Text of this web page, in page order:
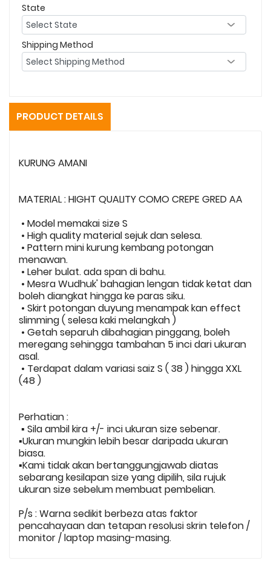
State
Shipping Method
PRODUCT DETAILS
KURUNG AMANI
MATERIAL : HIGHT QUALITY COMO CREPE GRED AA
• Model memakai size S
• High quality material sejuk dan selesa.
• Pattern mini kurung kembang potongan
menawan.
• Leher bulat. ada span di bahu.
• Mesra Wudhuk' bahagian lengan tidak ketat dan
boleh diangkat hingga ke paras siku.
• Skirt potongan duyung menampak kan effect
slimming ( selesa kaki melangkah )
• Getah separuh dibahagian pinggang, boleh
meregang sehingga tambahan 5 inci dari ukuran
asal.
• Terdapat dalam variasi saiz S ( 38 ) hingga XXL
(48 )
Perhatian :
▪️ Sila ambil kira +/- inci ukuran size sebenar.
▪️Ukuran mungkin lebih besar daripada ukuran
biasa.
▪️Kami tidak akan bertanggungjawab diatas
sebarang kesilapan size yang dipilih, sila rujuk
ukuran size sebelum membuat pembelian.
P/s : Warna sedikit berbeza atas faktor
pencahayaan dan tetapan resolusi skrin telefon /
monitor / laptop masing-masing.